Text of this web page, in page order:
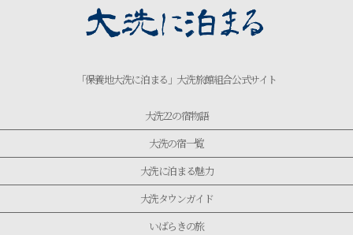
「保養地大洗に泊まる」大洗旅館組合公式サイト
大洗22の宿物語
大洗の宿一覧
大洗に泊まる魅力
大洗タウンガイド
いばらきの旅